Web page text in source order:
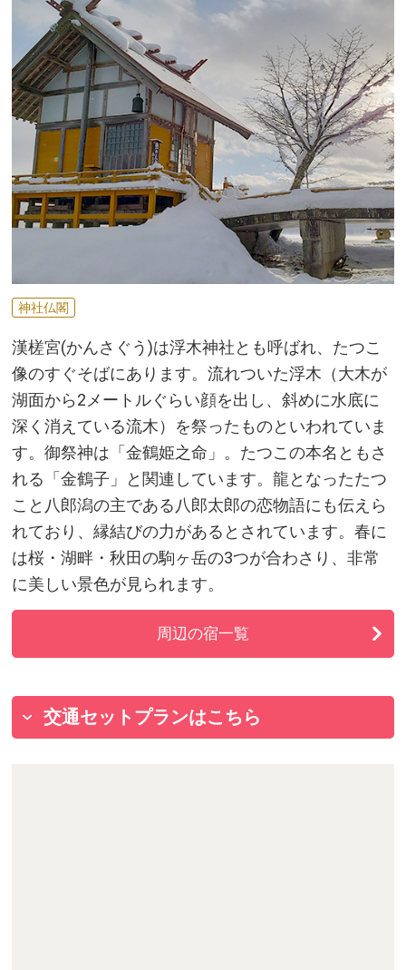
神社仏閣
漢槎宮(かんさぐう)は浮木神社とも呼ばれ、たつこ
像のすぐそばにあります。流れついた浮木（大木が
湖面から2メートルぐらい顔を出し、斜めに水底に
深く消えている流木）を祭ったものといわれていま
す。御祭神は「金鶴姫之命」。たつこの本名ともさ
れる「金鶴子」と関連しています。龍となったたつ
こと八郎潟の主である八郎太郎の恋物語にも伝えら
れており、縁結びの力があるとされています。春に
は桜・湖畔・秋田の駒ヶ岳の3つが合わさり、非常
に美しい景色が見られます。
周辺の宿一覧
交通セットプランはこちら